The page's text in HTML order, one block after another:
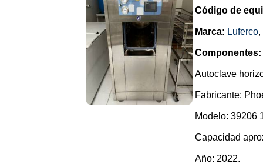
Código de
Marca: Luferco,
Componentes:
Autoclave
Fabricante:
Modelo: 39206
Capacidad
Año: 2022.